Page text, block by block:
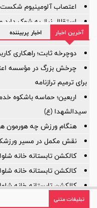
اعتصاب آلومینیوم شکست
استقلال نیاز به شوک
آیا ستون خط میانی ترک
بازی‌ها یکی پس از دیگری
آخرین اخبار اخبار پربیننده
دوچرخه ثابت؛ راهکاری
برای ترمیم ترازنامه
اربعین؛ حماسه باشکوه
سیدالشهدا (ع)
هنگام ورزش چه هورمون
نقش مکمل در مسیر
کالکشن تابستانه خانه
کالکشن تابستانه خانه
کالکشن تابستانه خانه
روایت یک مأموریت بزرگ؛ ۲۲ سال افتخار، ۲۲ سال توسعه
تبلیغات متنی